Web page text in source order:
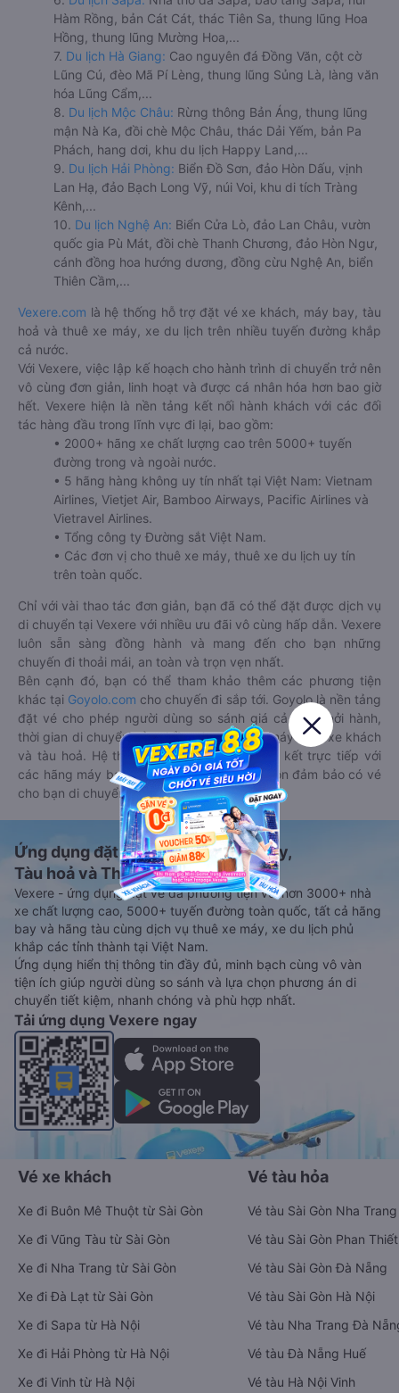
Hàm Rồng, bản Cát Cát, thác Tiên Sa, thung lũng Hoa
Hồng, thung lũng Mường Hoa,...
7. Du lịch Hà Giang: Cao nguyên đá Đồng Văn, cột cờ
Lũng Cú, đèo Mã Pí Lèng, thung lũng Sủng Là, làng văn
hóa Lũng Cẩm,...
8. Du lịch Mộc Châu: Rừng thông Bản Áng, thung lũng
mận Nà Ka, đồi chè Mộc Châu, thác Dải Yếm, bản Pa
Phách, hang dơi, khu du lịch Happy Land,...
9. Du lịch Hải Phòng: Biển Đồ Sơn, đảo Hòn Dấu, vịnh
Lan Hạ, đảo Bạch Long Vỹ, núi Voi, khu di tích Tràng
Kênh,...
10. Du lịch Nghệ An: Biển Cửa Lò, đảo Lan Châu, vườn
quốc gia Pù Mát, đồi chè Thanh Chương, đảo Hòn Ngư,
cánh đồng hoa hướng dương, đồng cừu Nghệ An, biển
Thiên Cầm,...
Vexere.com là hệ thống hỗ trợ đặt vé xe khách, máy bay, tàu
hoả và thuê xe máy, xe du lịch trên nhiều tuyến đường khắp
cả nước.
Với Vexere, việc lập kế hoạch cho hành trình di chuyển trở nên
vô cùng đơn giản, linh hoạt và được cá nhân hóa hơn bao giờ
hết. Vexere hiện là nền tảng kết nối hành khách với các đối
tác hàng đầu trong lĩnh vực đi lại, bao gồm:
• 2000+ hãng xe chất lượng cao trên 5000+ tuyến
đường trong và ngoài nước.
• 5 hãng hàng không uy tín nhất tại Việt Nam: Vietnam
Airlines, Vietjet Air, Bamboo Airways, Pacific Airlines và
Vietravel Airlines.
• Tổng công ty Đường sắt Việt Nam.
• Các đơn vị cho thuê xe máy, thuê xe du lịch uy tín
trên toàn quốc.
Chỉ với vài thao tác đơn giản, bạn đã có thể đặt được dịch vụ
di chuyển tại Vexere với nhiều ưu đãi vô cùng hấp dẫn. Vexere
luôn sẵn sàng đồng hành và mang đến cho bạn những
chuyến đi thoải mái, an toàn và trọn vẹn nhất.
Bên cạnh đó, bạn có thể tham khảo thêm các phương tiện
khác tại Goyolo.com cho chuyến đi sắp tới. Goyolo là nền tảng
đặt vé cho phép người dùng so sánh giá cả, giờ khởi hành,
thời gian di chuyển của nhiều phương tiện máy bay, xe khách
và tàu hoả. Hệ thống của Goyolo được liên kết trực tiếp với
các hãng máy bay, xe khách và tàu hoả, luôn đảm bảo có vé
cho bạn di chuyển.
Ứng dụng đặt vé Xe khách, Máy bay,
Tàu hoả và Thuê xe
Vexere - ứng dụng đặt vé đa phương tiện với hơn 3000+ nhà
xe chất lượng cao, 5000+ tuyến đường toàn quốc, tất cả hãng
bay và hãng tàu cùng dịch vụ thuê xe máy, xe du lịch phủ
khắp các tỉnh thành tại Việt Nam.
Ứng dụng hiển thị thông tin đầy đủ, minh bạch cùng vô vàn
tiện ích giúp người dùng so sánh và lựa chọn phương án di
chuyển tiết kiệm, nhanh chóng và phù hợp nhất.
Tải ứng dụng Vexere ngay
Vé xe khách
Xe đi Buôn Mê Thuột từ Sài Gòn
Xe đi Vũng Tàu từ Sài Gòn
Xe đi Nha Trang từ Sài Gòn
Xe đi Đà Lạt từ Sài Gòn
Xe đi Sapa từ Hà Nội
Xe đi Hải Phòng từ Hà Nội
Xe đi Vinh từ Hà Nội
Vé tàu hỏa
Vé tàu Sài Gòn Nha Trang
Vé tàu Sài Gòn Phan Thiết
Vé tàu Sài Gòn Đà Nẵng
Vé tàu Sài Gòn Hà Nội
Vé tàu Nha Trang Đà
Vé tàu Đà Nẵng Huế
Vé tàu Hà Nội Vinh